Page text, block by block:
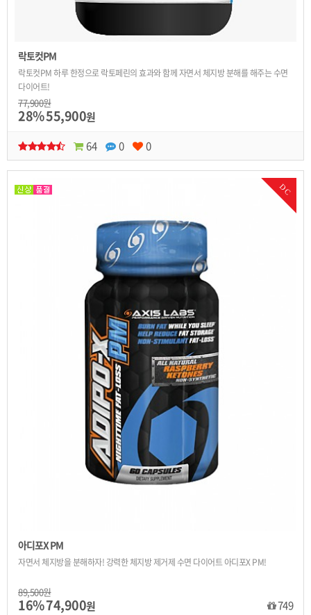
락토컷PM
락토컷PM 하루 한정으로 락토페린의 효과와 함께 자면서 체지방 분해를 해주는 수면
다이어트!
77,900원
28%55,900원
64
0 0
DC
아디포X PM
자면서 체지방을 분해하자! 강력한 체지방 제거제 수면 다이어트 아디포X PM!
89,500원
16%74,900원
749